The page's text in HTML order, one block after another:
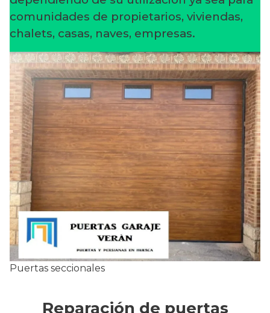
comunidades de propietarios, viviendas,
chalets, casas, naves, empresas.
Puertas seccionales
Reparación de puertas